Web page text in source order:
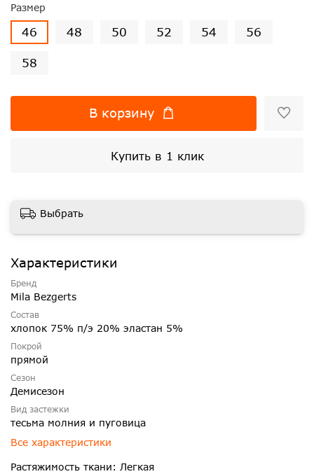
Размер
46 48 50 52 54 56
58
В корзину
Купить в 1 клик
Выбрать
Характеристики
Бренд
Mila Bezgerts
Состав
хлопок 75% п/э 20% эластан 5%
Покрой
прямой
Сезон
Демисезон
Вид застежки
тесьма молния и пуговица
Все характеристики
Растяжимость ткани: Легкая